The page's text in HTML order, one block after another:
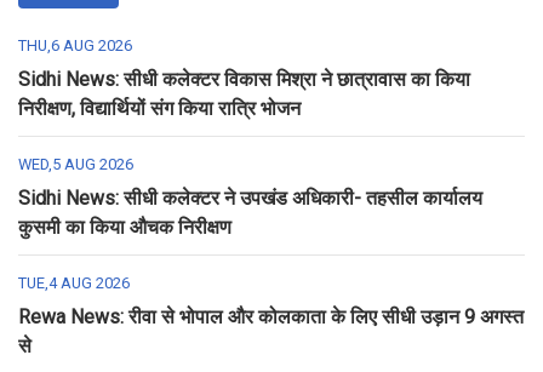
THU,6 AUG 2026
Sidhi News: सीधी कलेक्टर विकास मिश्रा ने छात्रावास का किया
निरीक्षण, विद्यार्थियों संग किया रात्रि भोजन
WED,5 AUG 2026
Sidhi News: सीधी कलेक्टर ने उपखंड अधिकारी- तहसील कार्यालय
कुसमी का किया औचक निरीक्षण
TUE,4 AUG 2026
Rewa News: रीवा से भोपाल और कोलकाता के लिए सीधी उड़ान 9 अगस्त
से